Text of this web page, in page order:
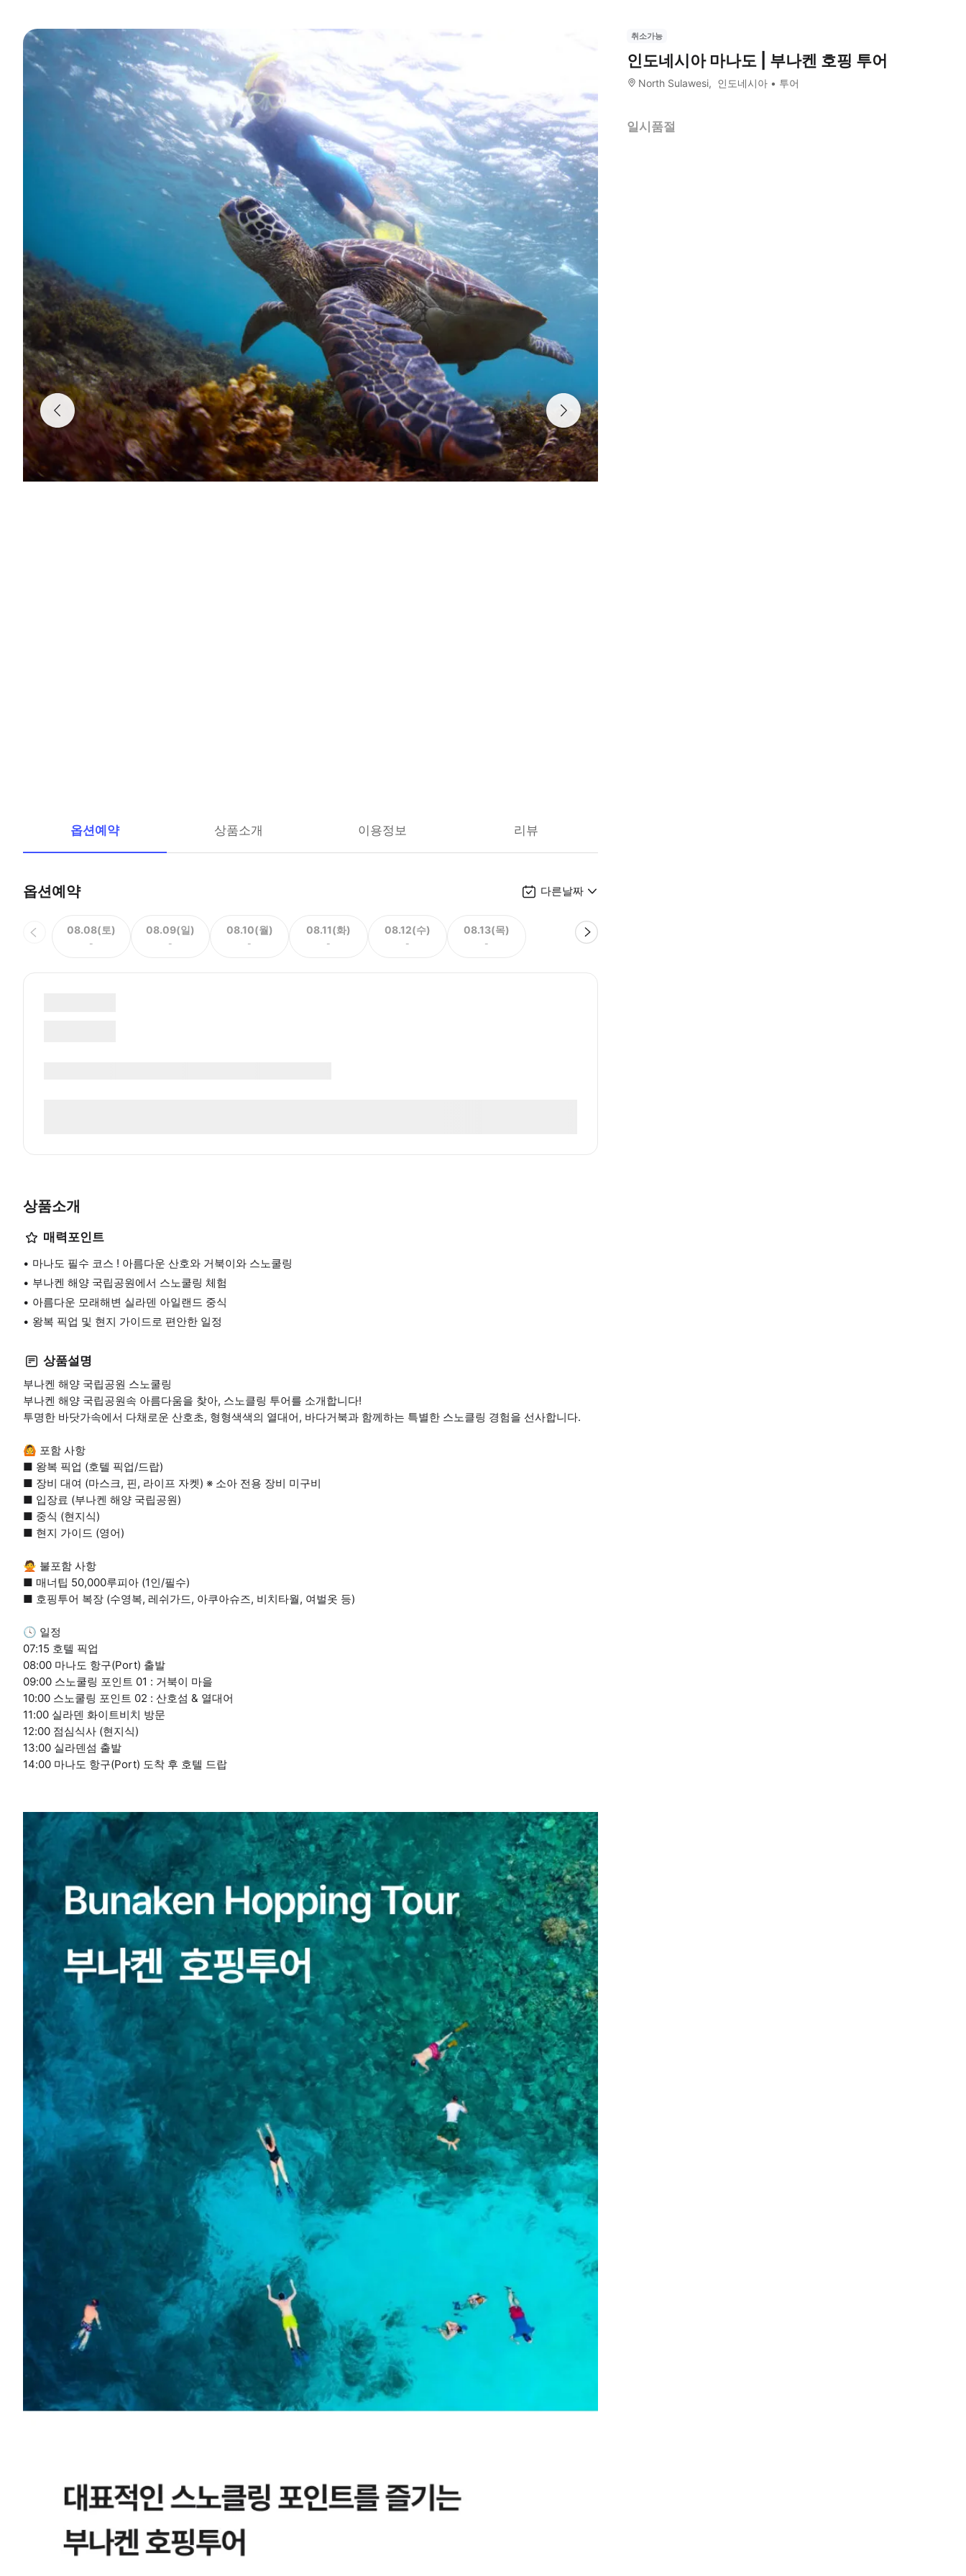
옵션예약 상품소개 이용정보 리뷰
옵션예약 다른날짜
08.08(토)
-
08.09(일)
-
08.10(월)
-
08.11(화)
-
08.12(수)
-
08.13(목)
-
상품소개
매력포인트
마나도 필수 코스 ! 아름다운 산호와 거북이와 스노쿨링
부나켄 해양 국립공원에서 스노쿨링 체험
아름다운 모래해변 실라덴 아일랜드 중식
왕복 픽업 및 현지 가이드로 편안한 일정
상품설명
부나켄 해양 국립공원 스노쿨링
부나켄 해양 국립공원속 아름다움을 찾아, 스노클링 투어를 소개합니다!
투명한 바닷가속에서 다채로운 산호초, 형형색색의 열대어, 바다거북과 함께하는 특별한 스노클링 경험을 선사합니다.
🙆 포함 사항
■ 왕복 픽업 (호텔 픽업/드랍)
■ 장비 대여 (마스크, 핀, 라이프 자켓) ※ 소아 전용 장비 미구비
■ 입장료 (부나켄 해양 국립공원)
■ 중식 (현지식)
■ 현지 가이드 (영어)
🙅 불포함 사항
■ 매너팁 50,000루피아 (1인/필수)
■ 호핑투어 복장 (수영복, 레쉬가드, 아쿠아슈즈, 비치타월, 여벌옷 등)
🕓 일정
07:15 호텔 픽업
08:00 마나도 항구(Port) 출발
09:00 스노쿨링 포인트 01 : 거북이 마을
10:00 스노쿨링 포인트 02 : 산호섬 & 열대어
11:00 실라덴 화이트비치 방문
12:00 점심식사 (현지식)
13:00 실라덴섬 출발
14:00 마나도 항구(Port) 도착 후 호텔 드랍
취소가능
인도네시아 마나도 | 부나켄 호핑 투어
North Sulawesi 인도네시아 투어
일시품절